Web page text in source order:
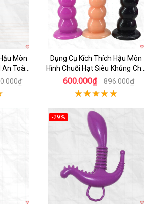
Môn
Toàn
Dụng Cụ Kích Thích Hậu Môn
Hình Chuỗi Hạt Siêu Khủng Cho
Gay Cao Cấp
600.000₫ 896.000₫
-29%